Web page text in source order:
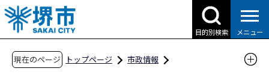
こ
の
ペ
目的別検索 メニュー
現在のページ トップページ
市政情報